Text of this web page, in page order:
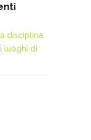
disciplina
luoghi di